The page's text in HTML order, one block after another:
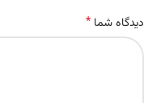
دیدگاه شما *